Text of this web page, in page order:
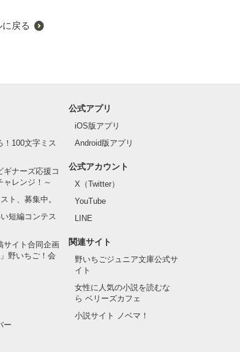
戻る
！100文字ミス
ギナーズ応援コ
ャレンジ！～
ト、募集中。
短編コンテス
サイト合同企画
野いちご！会
ー
公式アプリ
iOS版アプリ
Android版アプリ
公式アカウント
X（Twitter）
YouTube
LINE
関連サイト
野いちごジュニア文庫公式サ
イト
女性に人気の小説を読むな
ら ベリーズカフェ
小説サイト ノベマ！